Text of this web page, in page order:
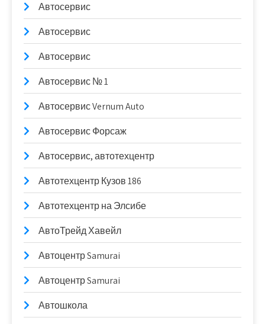
Автосервис
Автосервис
Автосервис
Автосервис № 1
Автосервис Vernum Auto
Автосервис Форсаж
Автосервис, автотехцентр
Автотехцентр Кузов 186
Автотехцентр на Элсибе
АвтоТрейд Хавейл
Автоцентр Samurai
Автоцентр Samurai
Автошкола